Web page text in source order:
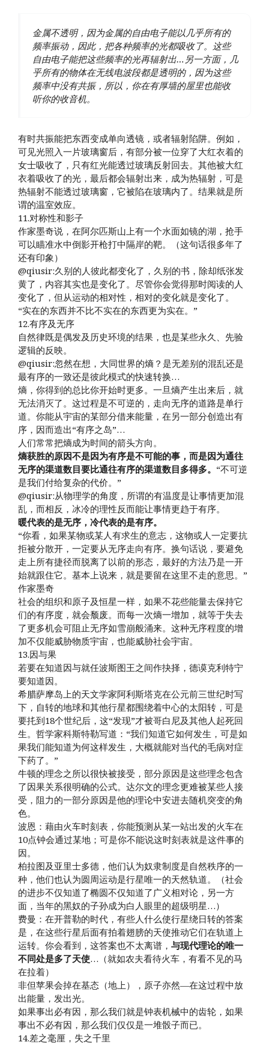
金属不透明，因为金属的自由电子能以几乎所有的
频率振动，因此，把各种频率的光都吸收了。这些
自由电子能把这些频率的光再辐射出…另一方面，几
乎所有的物体在无线电波段都是透明的，因为这些
频率中没有共振，所以，你在有厚墙的屋里也能收
听你的收音机。
有时共振能把东西变成单向透镜，或者辐射陷阱。例如，
可见光照入一片玻璃窗后，有部分被一位穿了大红衣着的
女士吸收了，只有红光能透过玻璃反射回去。其他被大红
衣着吸收了的光，最后都会辐射出来，成为热辐射，可是
热辐射不能透过玻璃窗，它被陷在玻璃内了。结果就是所
谓的温室效应。
11.对称性和影子
作家墨奇说，在阿尔匹斯山上有一个水面如镜的湖，抢手
可以瞄准水中倒影开枪打中隔岸的靶。（这句话很多年了
还有印象）
@qiusir:久别的人彼此都变化了，久别的书，除却纸张发
黄了，内容其实也是变化了。尽管你会觉得那时阅读的人
变化了，但从运动的相对性，相对的变化就是变化了。
“实在的东西并不比不实在的东西更为实在。”
12.有序及无序
自然律既是偶发及历史环境的结果，也是某些永久、先验
逻辑的反映。
@qiusir:忽然在想，大同世界的熵？是无差别的混乱还是
最有序的一致还是彼此模式的快速转换…
熵，你得到的总比你开始时更多。一旦熵产生出来后，就
无法消灭了。这过程是不可逆的，走向无序的道路是单行
道。你能从宇宙的某部分借来能量，在另一部分创造出有
序，因而造出“有序之岛”…
人们常常把熵成为时间的箭头方向。
熵获胜的原因不是因为有序是不可能的事，而是因为通往
无序的渠道数目要比通往有序的渠道数目多得多。 “不可逆
是我们付给复杂的代价。”
@qiusir:从物理学的角度，所谓的有温度是让事情更加混
乱，而相反，冰冷的理性反而能让事情更趋于有序。
暖代表的是无序，冷代表的是有序。
“你看，如果某物或某人有求生的意志，这物或人一定要抗
拒被分散开，一定要从无序走向有序。换句话说，要避免
走上所有捷径而脱离了以前的形态，最好的方法乃是一开
始就跟住它。基本上说来，就是要留在这里不走的意思。”
作家墨奇
社会的组织和原子及恒星一样，如果不花些能量去保持它
们的有序度，就会颓废。而每一次熵一增加，就等于失去
了更多机会可阻止无序如雪崩般涌来。这种无序程度的增
加不仅能威胁物质宇宙，也能威胁社会宇宙。
13.因与果
若要在知道因与就任波斯图王之间作抉择，德谟克利特宁
要知道因。
希腊萨摩岛上的天文学家阿利斯塔克在公元前三世纪时写
下，自转的地球和其他行星都围绕着中心的太阳转，可是
要扥到18个世纪后，这“发现”才被哥白尼及其他人起死回
生。哲学家科斯特勒写道：“我们知道它如何发生，可是如
果我们能知道为何这样发生，大概就能对当代的毛病对症
下药了。”
牛顿的理念之所以很快被接受，部分原因是这些理念包含
了因果关系很明确的公式。达尔文的理念更难被某些人接
受，阻力的一部分原因是他的理论中安进去随机突变的角
色。
波恩：藉由火车时刻表，你能预测从某一站出发的火车在
10点钟会通过某地；可是你不能说这时刻表就是这件事的
因。
柏拉图及亚里士多德，他们认为奴隶制度是自然秩序的一
种，他们也认为圆周运动是行星唯一的天然轨道。（社会
的进步不仅知道了椭圆不仅知道了广义相对论，另一方
面，当年的黑奴的子孙成为白人眼里的超级明星…）
费曼：在开普勒的时代，有些人什么使行星绕日转的答案
是，在这些行星后面有拍着翅膀的天使推动它们在轨道上
运转。你会看到，这答案也不太离谱， 与现代理论的唯一
不同处是多了天使…（就如农夫看待火车，有看不见的马
在拉着）
非但苹果会掉在基态（地上），原子亦然—在这过程中放
出能量，发出光。
如果事出必有因，那么我们就是钟表机械中的齿轮，如果
事出不必有因，那么我们仅仅是一堆骰子而已。
14.差之毫厘，失之千里